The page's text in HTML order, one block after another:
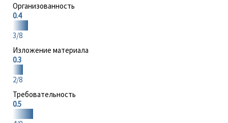
Организованность
0.4
3/8
Изложение материала
0.3
2/8
Требовательность
0.5